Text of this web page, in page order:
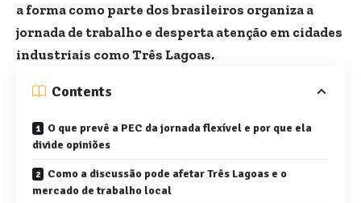
a forma como parte dos brasileiros organiza a
jornada de trabalho e desperta atenção em cidades
industriais como Três Lagoas.
Contents
O que prevê a PEC da jornada flexível e por que ela
divide opiniões
Como a discussão pode afetar Três Lagoas e o
mercado de trabalho local